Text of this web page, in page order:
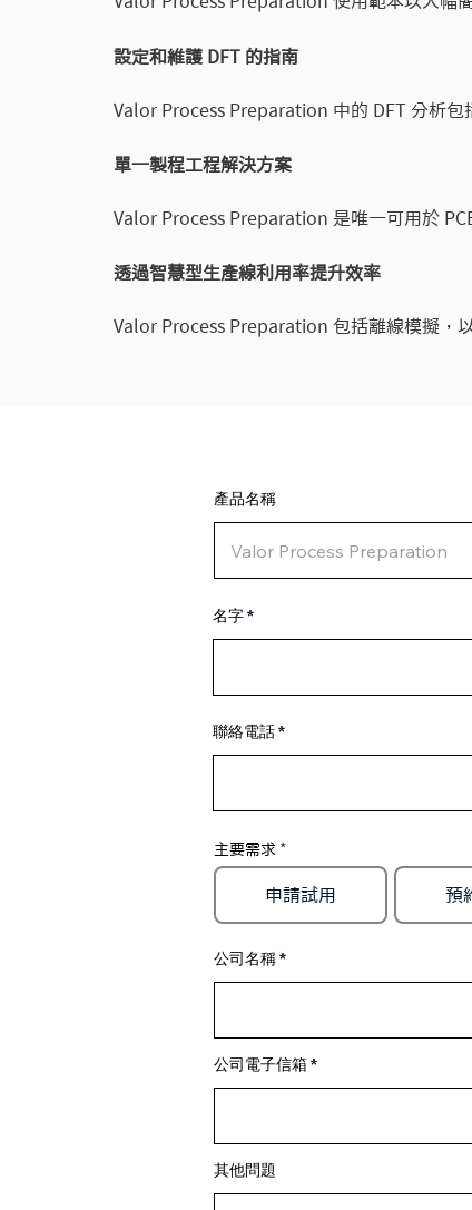
SMT、測試或其他生產資訊。您也可以將圖
設定和維護 DFT 的指南
Valor Process Preparation 中的 DFT 分析包
圖、Layout 和 BOM 檔案之間進行交叉比對
單一製程工程解決方案
Valor Process Preparation 是唯一可用於
而且每台機器設備的資料來源通常都各不相
透過智慧型生產線利用率提升效率
Valor Process Preparation 包括離線模擬，
產品名稱
名字
聯絡電話
主要需求
申請試用 預
公司名稱
公司電子信箱
其他問題